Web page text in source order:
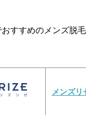
すすめのメンズ脱
メンズリ